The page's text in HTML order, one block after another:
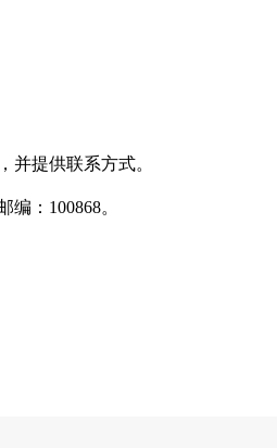
提供联系方式。
：100868。